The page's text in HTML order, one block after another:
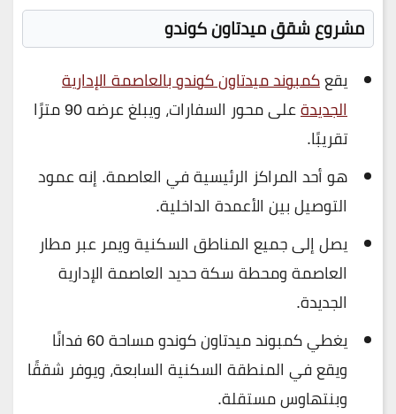
مشروع شقق ميدتاون كوندو
يقعكمبوند ميدتاون كوندو بالعاصمة الإدارية
الجديدة
على محور السفارات، ويبلغ عرضه 90 مترًا
تقريبًا.
هو أحد المراكز الرئيسية في العاصمة. إنه عمود
التوصيل بين الأعمدة الداخلية.
يصل إلى جميع المناطق السكنية ويمر عبر مطار
العاصمة ومحطة سكة حديد العاصمة الإدارية
الجديدة.
يغطي كمبوند ميدتاون كوندو مساحة 60 فدانًا
ويقع في المنطقة السكنية السابعة، ويوفر شققًا
وبنتهاوس مستقلة.